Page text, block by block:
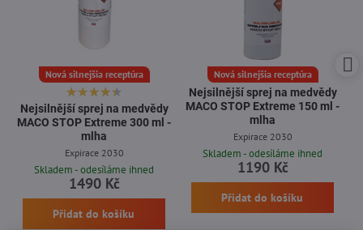
Nová silnejšia receptúra
Nejsilnější sprej na medvědy
MACO STOP Extreme 300 ml -
mlha
Expirace 2030
Skladem - odesíláme ihned
1490 Kč
Přidat do košíku
Nová silnejšia receptúra
Nejsilnější sprej na medvědy
MACO STOP Extreme 150 ml -
mlha
Expirace 2030
Skladem - odesíláme ihned
1190 Kč
Přidat do košíku